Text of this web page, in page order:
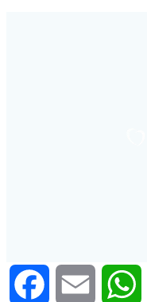
Facebook Email